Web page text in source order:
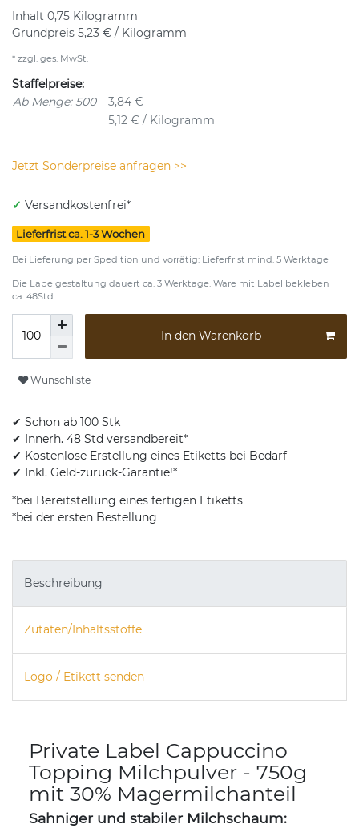
Inhalt 0,75 Kilogramm
Grundpreis 5,23 € / Kilogramm
* zzgl. ges. MwSt.
Staffelpreise:
Ab Menge: 500
3,84 €
5,12 € / Kilogramm
Jetzt Sonderpreise anfragen >>
✓ Versandkostenfrei*
Lieferfrist ca. 1-3 Wochen
Bei Lieferung per Spedition und vorrätig: Lieferfrist mind. 5 Werktage
Die Labelgestaltung dauert ca. 3 Werktage. Ware mit Label bekleben
ca. 48Std.
In den Warenkorb
Wunschliste
✔ Schon ab 100 Stk
✔ Innerh. 48 Std versandbereit*
✔ Kostenlose Erstellung eines Etiketts bei Bedarf
✔ Inkl. Geld-zurück-Garantie!*
*bei Bereitstellung eines fertigen Etiketts
*bei der ersten Bestellung
Beschreibung
Zutaten/Inhaltsstoffe
Logo / Etikett senden
Private Label Cappuccino
Topping Milchpulver - 750g
mit 30% Magermilchanteil
Sahniger und stabiler Milchschaum: